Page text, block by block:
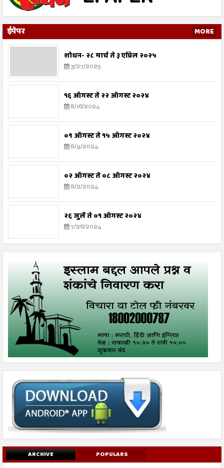
ईपेपर MORE
शोधन- २८ मार्च ते ३ एप्रिल २०२५
3/27/2025
१६ ऑगस्ट ते २२ ऑगस्ट २०२४
8/16/2024
०९ ऑगस्ट ते १५ ऑगस्ट २०२४
8/9/2024
०२ ऑगस्ट ते ०८ ऑगस्ट २०२४
8/2/2024
२६ जुलै ते ०१ ऑगस्ट २०२४
7/26/2024
ARCHIVE POPULARS